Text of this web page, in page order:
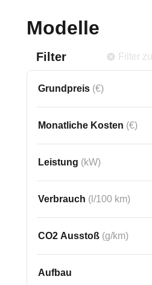
Modelle
Filter Filter
Grundpreis (€)
Monatliche Kosten (€)
Leistung (kW)
Verbrauch (l/100 km)
CO2 Ausstoß (g/km)
Aufbau